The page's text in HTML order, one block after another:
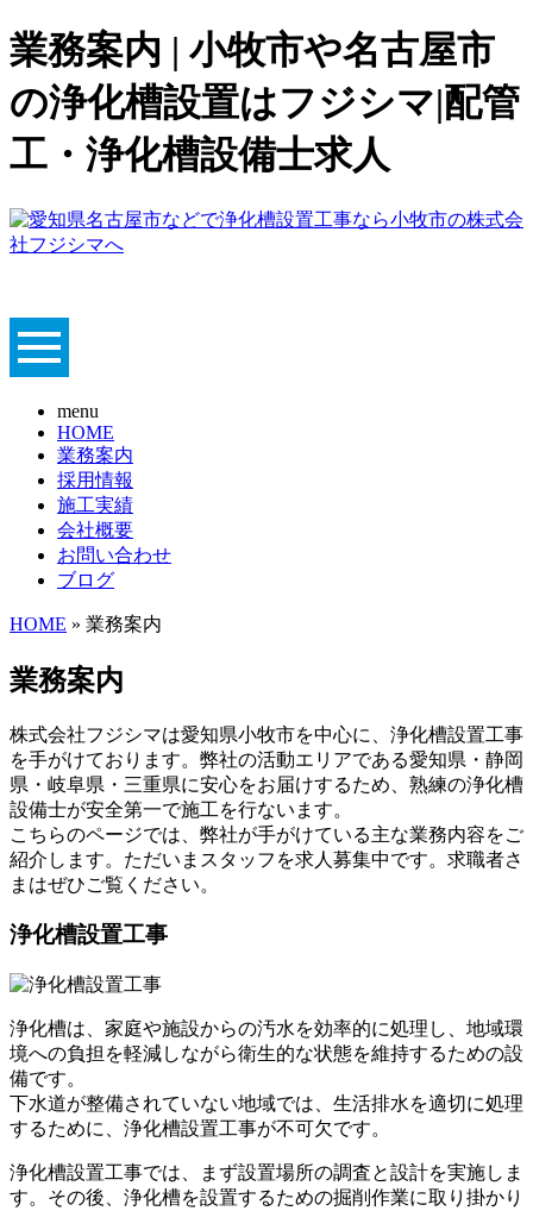
業務案内 | 小牧市や名古屋市
の浄化槽設置はフジシマ|配管
工・浄化槽設備士求人
menu
HOME
業務案内
採用情報
施工実績
会社概要
お問い合わせ
ブログ
HOME » 業務案内
業務案内
株式会社フジシマは愛知県小牧市を中心に、浄化槽設置工事
を手がけております。弊社の活動エリアである愛知県・静岡
県・岐阜県・三重県に安心をお届けするため、熟練の浄化槽
設備士が安全第一で施工を行ないます。
こちらのページでは、弊社が手がけている主な業務内容をご
紹介します。ただいまスタッフを求人募集中です。求職者さ
まはぜひご覧ください。
浄化槽設置工事
浄化槽は、家庭や施設からの汚水を効率的に処理し、地域環
境への負担を軽減しながら衛生的な状態を維持するための設
備です。
下水道が整備されていない地域では、生活排水を適切に処理
するために、浄化槽設置工事が不可欠です。
浄化槽設置工事では、まず設置場所の調査と設計を実施しま
す。その後、浄化槽を設置するための掘削作業に取り掛かり